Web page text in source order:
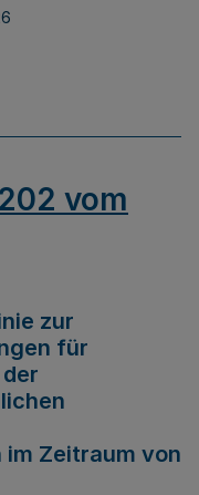
vom
zur
für
Zeitraum von